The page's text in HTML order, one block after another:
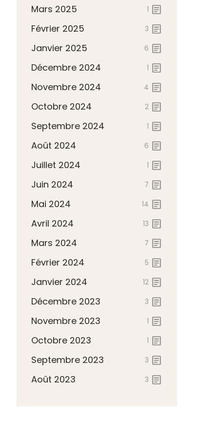
Mars 2025 1 article
Février 2025 3 article
Janvier 2025 6 article
Décembre 2024 1 article
Novembre 2024 4 article
Octobre 2024 2 article
Septembre 2024 1 article
Août 2024 6 article
Juillet 2024 1 article
Juin 2024 7 article
Mai 2024 14 article
Avril 2024 13 article
Mars 2024 7 article
Février 2024 5 article
Janvier 2024 12 article
Décembre 2023 3 article
Novembre 2023 1 article
Octobre 2023 1 article
Septembre 2023 3 article
Août 2023 3 article